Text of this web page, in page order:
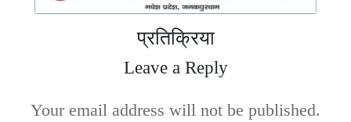
प्रतिक्रिया
Leave a Reply
Your email address will not be published.